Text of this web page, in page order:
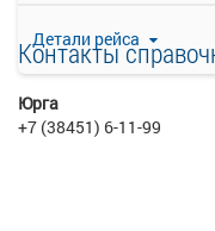
Детали рейса
Контакты
Юрга
+7 (38451) 6-11-99